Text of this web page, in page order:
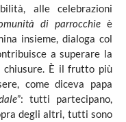
alle celebrazioni
di parrocchieè
insieme, dialoga col
a superare la
chiusure. È il frutto più
come diceva papa
”: tutti partecipano,
degli altri, tutti sono